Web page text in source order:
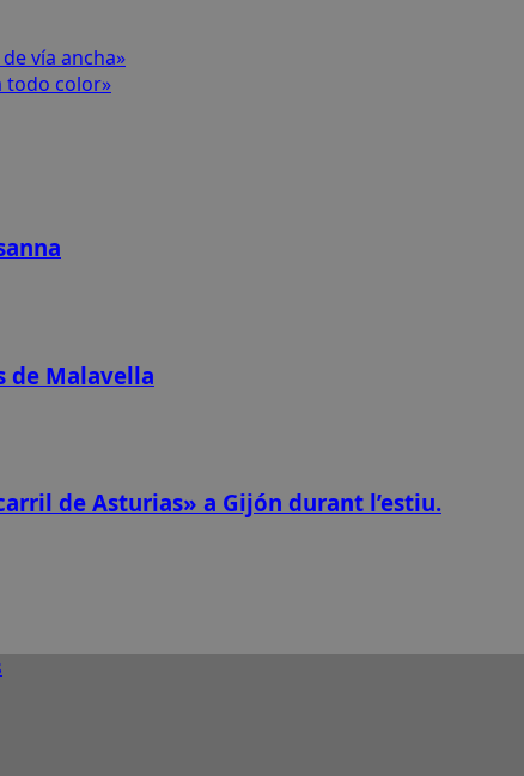
vía ancha»
todo color»
de Malavella
de Asturias» a Gijón durant l’estiu.